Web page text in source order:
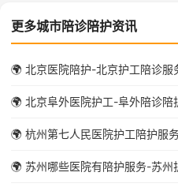
更多城市陪诊陪护资讯
🌍 北京医院陪护-北京护工陪诊服
🌍 北京阜外医院护工-阜外陪诊陪
🌍 杭州第七人民医院护工陪护服
🌍 苏州哪些医院有陪护服务-苏州